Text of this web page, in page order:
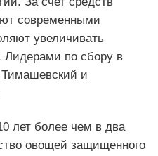
современными
увеличивать
Лидерами по сбору в
Тимашевский и
лет более чем в два
овощей защищенного